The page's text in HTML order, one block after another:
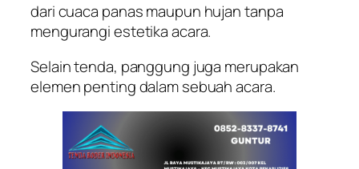
dari cuaca panas maupun hujan tanpa
mengurangi estetika acara.
Selain tenda, panggung juga merupakan
elemen penting dalam sebuah acara.